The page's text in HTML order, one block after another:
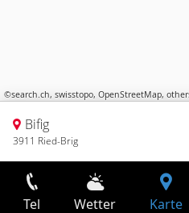
©search.ch, swisstopo, OpenStreetMap,
Bifig
3911 Ried-Brig
Tel Wetter Karte